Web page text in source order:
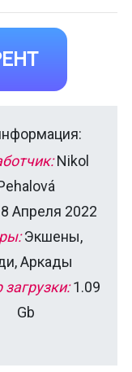
Nikol
Апреля 2022
Экшены,
Аркады
1.09
Gb